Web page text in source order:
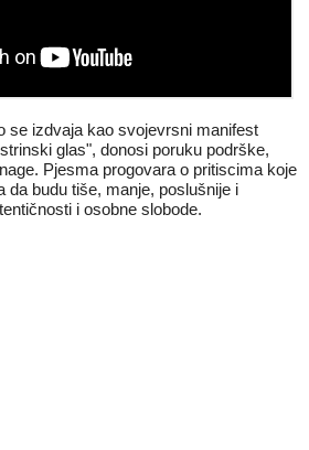
se izdvaja kao svojevrsni manifest
glas", donosi poruku podrške,
Pjesma progovara o pritiscima koje
da budu tiše, manje, poslušnije i
i osobne slobode.